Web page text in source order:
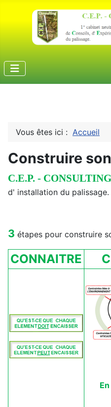
Vous êtes ici : Accueil
Construire
C.E.P. - CONSULTING
d' installation du palissage.
3 étapes pour construire
CONNAITRE